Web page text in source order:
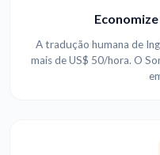
A tradução humana de
mais de US$ 50/hora. O